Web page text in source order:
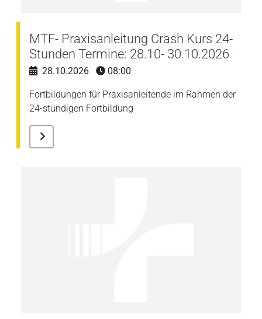
MTF- Praxisanleitung Crash Kurs 24-
Stunden Termine: 28.10- 30.10.2026
28.10.2026 08:00
Fortbildungen für Praxisanleitende im Rahmen der
24-stündigen Fortbildung